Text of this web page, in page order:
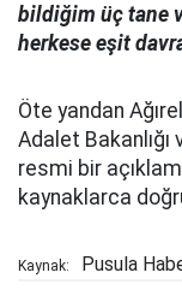
bildiğim üç tane
herkese eşit
Öte yandan
Adalet
resmi bir
kaynaklarca
Kaynak: Pusula